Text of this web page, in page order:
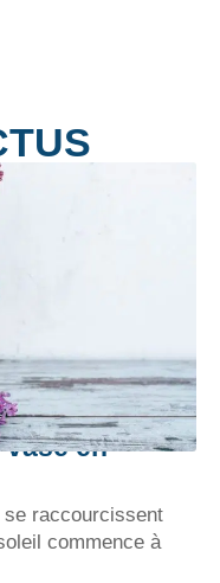
en
se raccourcissent
commence à